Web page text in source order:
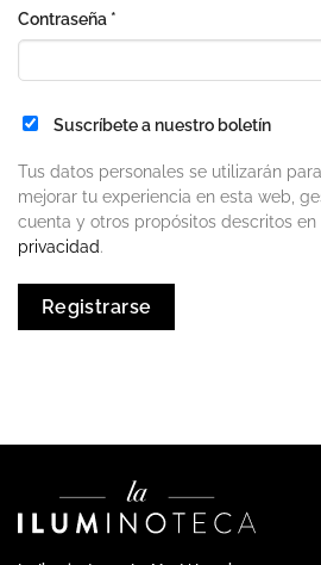
Contraseña *
Suscríbete a nuestro boletín
Tus datos personales se utilizarán
mejorar tu experiencia en esta web,
cuenta y otros propósitos descritos en
privacidad.
Registrarse